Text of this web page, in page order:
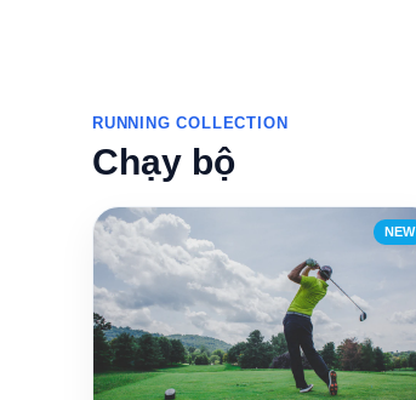
RUNNING COLLECTION
Chạy bộ
NEW